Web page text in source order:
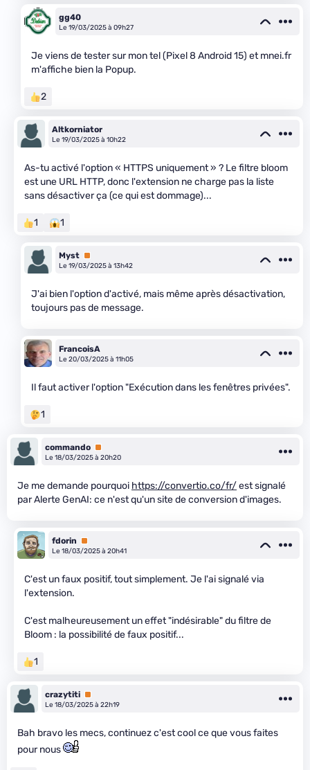
gg40
Le 19/03/2025 à 09h27
Je viens de tester sur mon tel (Pixel 8 Android 15) et mnei.fr
m'affiche bien la Popup.
2
Altkorniator
Le 19/03/2025 à 10h22
As-tu activé l'option « HTTPS uniquement » ? Le filtre bloom
est une URL HTTP, donc l'extension ne charge pas la liste
sans désactiver ça (ce qui est dommage)...
1 1
Myst Premium
Le 19/03/2025 à 13h42
J'ai bien l'option d'activé, mais même après désactivation,
toujours pas de message.
FrancoisA
Le 20/03/2025 à 11h05
Il faut activer l'option "Exécution dans les fenêtres privées".
1
commando Premium
Le 18/03/2025 à 20h20
Je me demande pourquoi https://convertio.co/fr/est signalé
par Alerte GenAI: ce n'est qu'un site de conversion d'images.
fdorin
Premium
Le 18/03/2025 à 20h41
C'est un faux positif, tout simplement. Je l'ai signalé via
l'extension.
C'est malheureusement un effet "indésirable" du filtre de
Bloom : la possibilité de faux positif...
1
crazytiti Premium
Le 18/03/2025 à 22h19
Bah bravo les mecs, continuez c'est cool ce que vous faites
pour nous